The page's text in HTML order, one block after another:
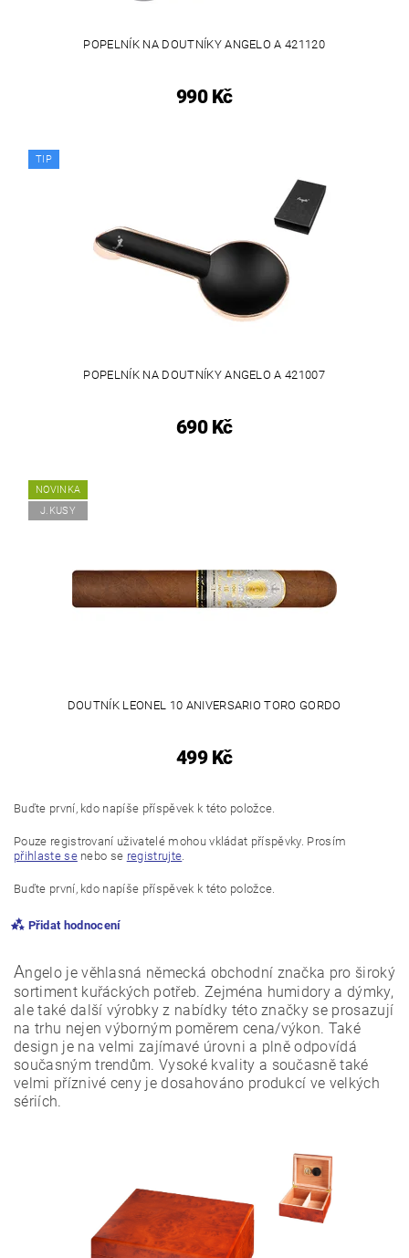
POPELNÍK NA DOUTNÍKY ANGELO A 421120
990 Kč
TIP
POPELNÍK NA DOUTNÍKY ANGELO A 421007
690 Kč
NOVINKA
J.KUSY
DOUTNÍK LEONEL 10 ANIVERSARIO TORO GORDO
499 Kč
Buďte první, kdo napíše příspěvek k této položce.
Pouze registrovaní uživatelé mohou vkládat příspěvky. Prosím
přihlaste senebo se registrujte
Buďte první, kdo napíše příspěvek k této položce.
Přidat hodnocení
Vložením hodnocení souhlasíte spodmínkami ochrany
osobních údajů
Angelo je věhlasná německá obchodní značka pro široký
sortiment kuřáckých potřeb. Zejména humidory a dýmky,
ale také další výrobky z nabídky této značky se prosazují
na trhu nejen výborným poměrem cena/výkon. Také
design je na velmi zajímavé úrovni a plně odpovídá
současným trendům. Vysoké kvality a současně také
velmi příznivé ceny je dosahováno produkcí ve velkých
sériích.